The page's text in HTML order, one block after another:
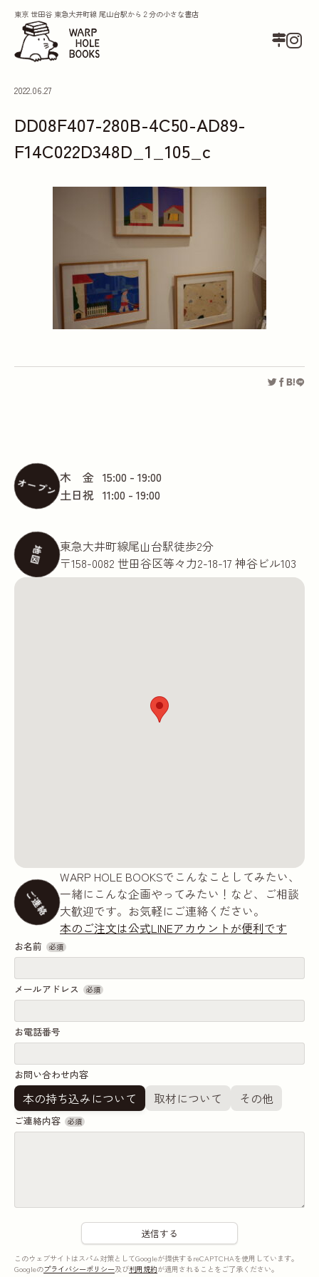
東京 世田谷 東急大井町線 尾山台駅から２分の小さな書店
2022.06.27
DD08F407-280B-4C50-AD89-
F14C022D348D_1_105_c
オープン木 金 15:00 - 19:00
土日祝 11:00 - 19:00
地図
東急大井町線尾山台駅徒歩2分
〒158-0082 世田谷区等々力2-18-17 神谷ビル103
ご連絡
WARP HOLE BOOKSでこんなことしてみたい、
一緒にこんな企画やってみたい！など、ご相談
大歓迎です。お気軽にご連絡ください。
本のご注文は公式LINEアカウントが便利です
お名前 必須
メールアドレス 必須
お電話番号
お問い合わせ内容
本の持ち込みについて 取材について その他
ご連絡内容 必須
このウェブサイトはスパム対策としてGoogleが提供するreCAPTCHAを使用しています。
Googleのプライバシーポリシー及び利用規約が適用されることをご了承ください。